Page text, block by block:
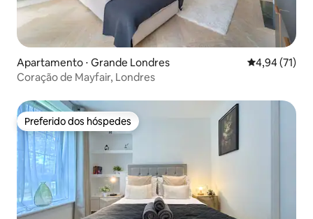
Apartamento ⋅ Grande Londres 4,94 de uma
4,94 (71)
Coração de Mayfair, Londres
Preferido dos hóspedes
Preferido dos hóspedes